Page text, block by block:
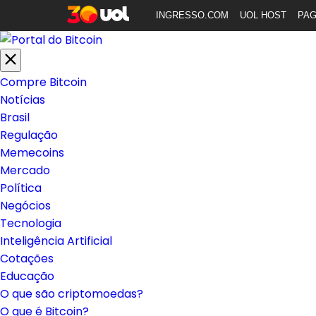
INGRESSO.COM UOL HOST
Compre Bitcoin
Notícias
Brasil
Regulação
Memecoins
Mercado
Política
Negócios
Tecnologia
Inteligência Artificial
Cotações
Educação
O que são criptomoedas?
O que é Bitcoin?